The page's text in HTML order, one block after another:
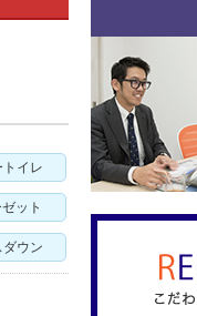
トイレ
ット
ダウン